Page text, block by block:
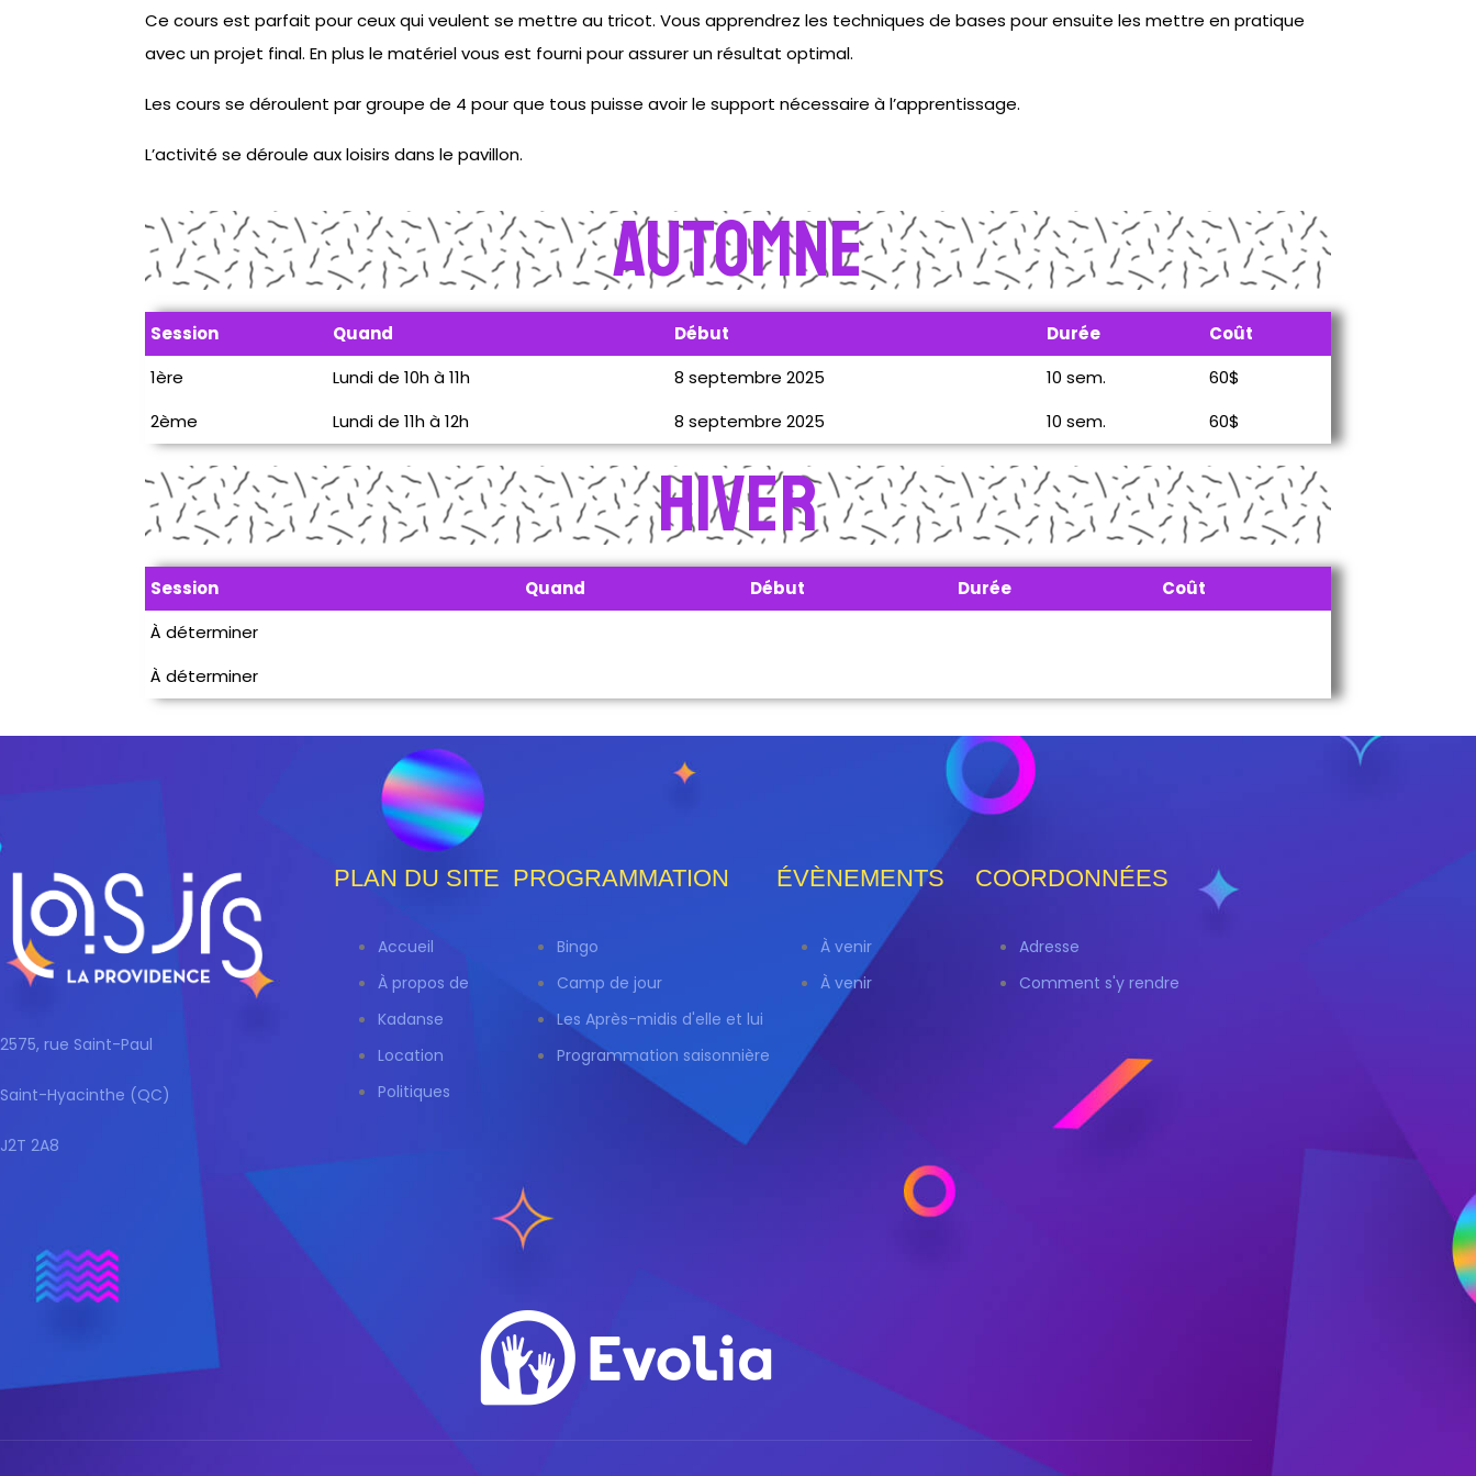
Ce cours est parfait pour ceux qui veulent se mettre au tricot. Vous apprendrez les techniques de bases pour ensuite les mettre en pratique
avec un projet final. En plus le matériel vous est fourni pour assurer un résultat optimal.
Les cours se déroulent par groupe de 4 pour que tous puisse avoir le support nécessaire à l’apprentissage.
L’activité se déroule aux loisirs dans le pavillon.
Automne
Session Quand Début Durée
Coût
1ère
Lundi de 10h à 11h 8 septembre 2025 10 sem.
60$
2ème
Lundi de 11h à 12h 8 septembre 2025 10 sem. 60$
Hiver
Session Quand Début Durée
Coût
À déterminer
À déterminer
2575, rue Saint-Paul
Saint-Hyacinthe (QC)
J2T 2A8
PLAN DU SITE
Accueil
À propos de
Kadanse
Location
Politiques
PROGRAMMATION
Bingo
Camp de jour
Les Après-midis d'elle et lui
Programmation saisonnière
ÉVÈNEMENTS
À venir
À venir
COORDONNÉES
Adresse
Comment s'y rendre